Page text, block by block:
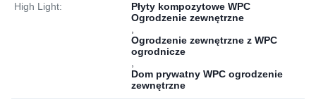
High Light:
Płyty kompozytowe WPC
Ogrodzenie zewnętrzne
Ogrodzenie zewnętrzne z WPC
ogrodnicze
Dom prywatny WPC ogrodzenie
zewnętrzne